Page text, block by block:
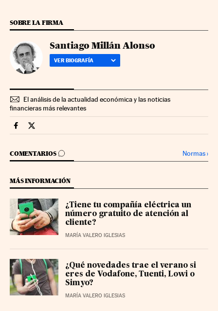
SOBRE LA FIRMA
Santiago Millán Alonso
VER BIOGRAFÍA
El análisis de la actualidad económica y las noticias
financieras más relevantes
Companias Cinco Días en Facebook
Companias Cinco Días en Twitter
COMENTARIOS
IR A LOS COMENTARIOS Normas›
MÁS INFORMACIÓN
¿Tiene tu compañía eléctrica un
número gratuito de atención al
cliente?
MARÍA VALERO IGLESIAS
¿Qué novedades trae el verano si
eres de Vodafone, Tuenti, Lowi o
Simyo?
MARÍA VALERO IGLESIAS